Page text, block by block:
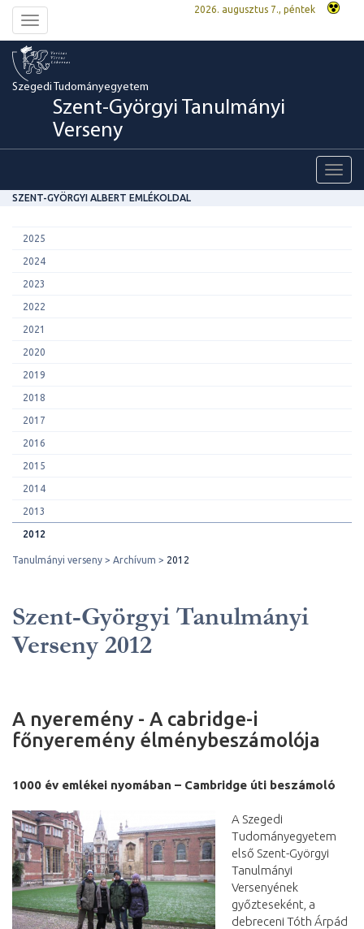
Toggle
navigation
2026. augusztus 7., péntek
Szegedi Tudományegyetem
Szent-Györgyi Tanulmányi
Verseny
SZENT-GYÖRGYI ALBERT EMLÉKOLDAL
2025
2024
2023
2022
2021
2020
2019
2018
2017
2016
2015
2014
2013
2012
Tanulmányi verseny Archívum 2012
Szent-Györgyi Tanulmányi
Verseny 2012
A nyeremény - A cabridge-i
főnyeremény élménybeszámolója
1000 év emlékei nyomában – Cambridge úti beszámoló
A Szegedi
Tudományegyetem
első Szent-Györgyi
Tanulmányi
Versenyének
győzteseként, a
debreceni Tóth Árpád